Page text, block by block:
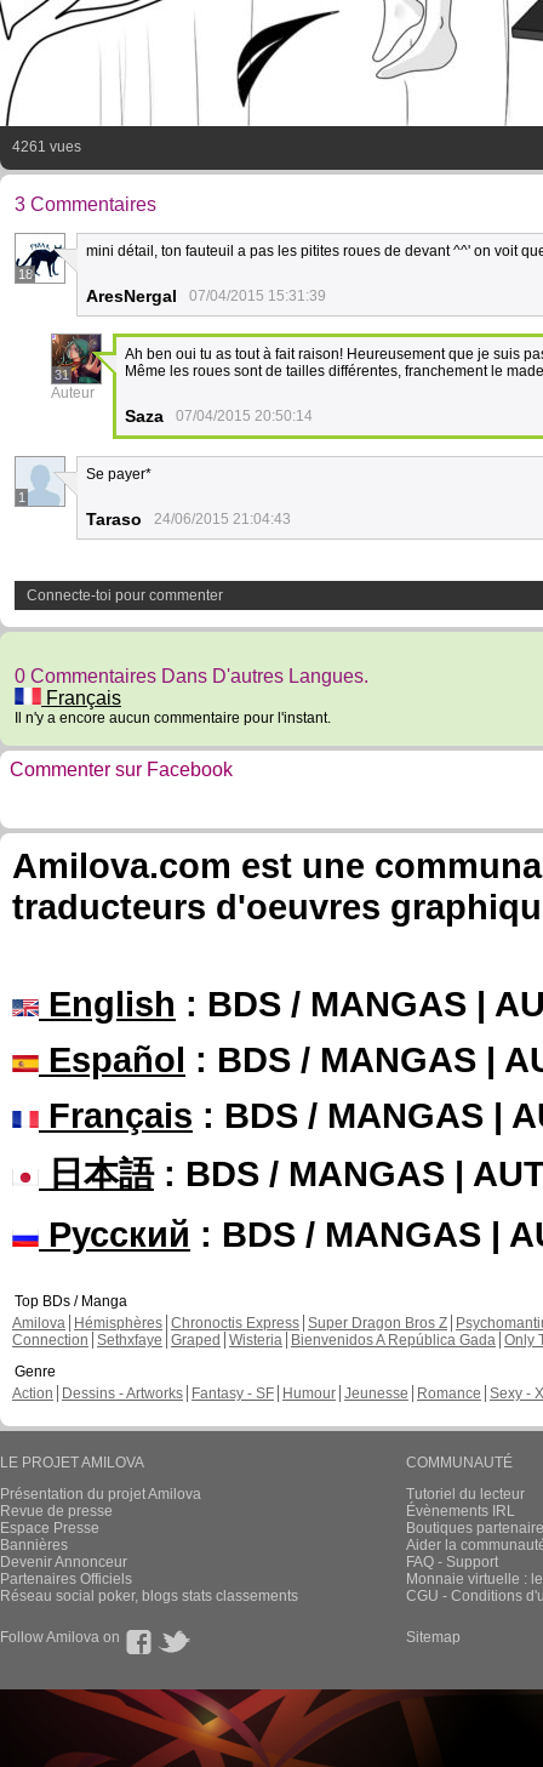
4261 vues
3 Commentaires
18
mini détail, ton fauteuil a pas les pitites roues de devant ^^' on voit
AresNergal 07/04/2015 15:31:39
31
Auteur
Ah ben oui tu as tout à fait raison! Heureusement que je suis
Même les roues sont de tailles différentes, franchement le
Saza 07/04/2015 20:50:14
1
Se payer*
Taraso 24/06/2015 21:04:43
Connecte-toi pour commenter
0 Commentaires Dans D'autres Langues.
Français
Il n'y a encore aucun commentaire pour l'instant.
Commenter sur Facebook
Amilova.com est une
traducteurs d'oeuvres
English : BDS / MANGAS |
Español : BDS / MANGAS |
Français : BDS / MANGAS |
日本語: BDS / MANGAS |
Русский : BDS / MANGAS |
Top BDs / Manga
Amilova
Hémisphères Chronoctis Express Super Dragon Bros Z
Connection Sethxfaye Graped Wisteria Bienvenidos A República Gada Only
Genre
Action
Dessins - Artworks Fantasy - SF Humour Jeunesse Romance Sexy -
LE PROJET AMILOVA
Présentation du projet Amilova
Revue de presse
Espace Presse
Bannières
Devenir Annonceur
Partenaires Officiels
Réseau social poker, blogs stats classements
COMMUNAUTÉ
Tutoriel du lecteur
Évènements IRL
Boutiques
Aider la
FAQ - Support
Monnaie virtuelle :
CGU - Conditions
Follow Amilova on Sitemap